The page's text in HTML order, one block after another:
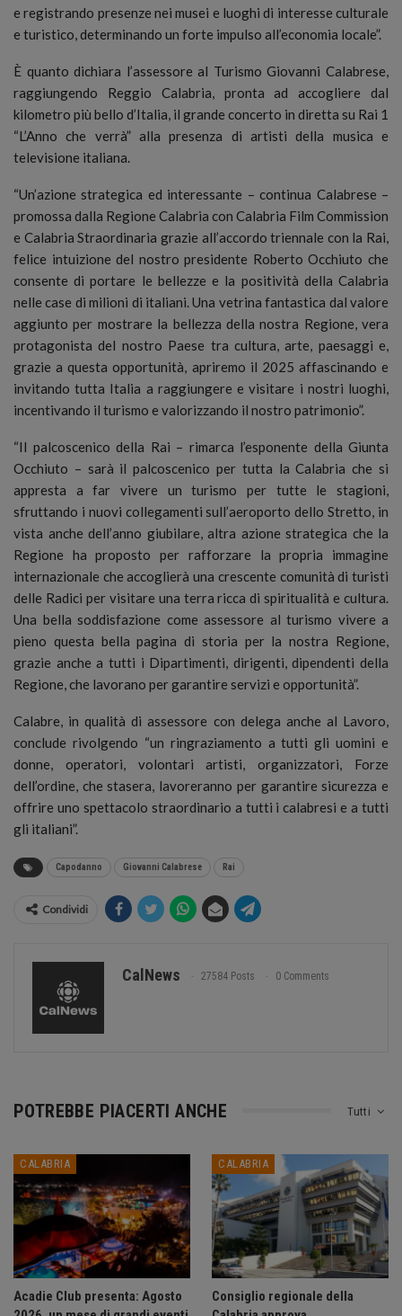
e registrando presenze nei musei e luoghi di interesse culturale
e turistico, determinando un forte impulso all’economia locale”.
È quanto dichiara l’assessore al Turismo Giovanni Calabrese,
raggiungendo Reggio Calabria, pronta ad accogliere dal
kilometro più bello d’Italia, il grande concerto in diretta su Rai 1
“L’Anno che verrà” alla presenza di artisti della musica e
televisione italiana.
“Un’azione strategica ed interessante – continua Calabrese –
promossa dalla Regione Calabria con Calabria Film Commission
e Calabria Straordinaria grazie all’accordo triennale con la Rai,
felice intuizione del nostro presidente Roberto Occhiuto che
consente di portare le bellezze e la positività della Calabria
nelle case di milioni di italiani. Una vetrina fantastica dal valore
aggiunto per mostrare la bellezza della nostra Regione, vera
protagonista del nostro Paese tra cultura, arte, paesaggi e,
grazie a questa opportunità, apriremo il 2025 affascinando e
invitando tutta Italia a raggiungere e visitare i nostri luoghi,
incentivando il turismo e valorizzando il nostro patrimonio”.
“Il palcoscenico della Rai – rimarca l’esponente della Giunta
Occhiuto – sarà il palcoscenico per tutta la Calabria che si
appresta a far vivere un turismo per tutte le stagioni,
sfruttando i nuovi collegamenti sull’aeroporto dello Stretto, in
vista anche dell’anno giubilare, altra azione strategica che la
Regione ha proposto per rafforzare la propria immagine
internazionale che accoglierà una crescente comunità di turisti
delle Radici per visitare una terra ricca di spiritualità e cultura.
Una bella soddisfazione come assessore al turismo vivere a
pieno questa bella pagina di storia per la nostra Regione,
grazie anche a tutti i Dipartimenti, dirigenti, dipendenti della
Regione, che lavorano per garantire servizi e opportunità”.
Calabre, in qualità di assessore con delega anche al Lavoro,
conclude rivolgendo “un ringraziamento a tutti gli uomini e
donne, operatori, volontari artisti, organizzatori, Forze
dell’ordine, che stasera, lavoreranno per garantire sicurezza e
offrire uno spettacolo straordinario a tutti i calabresi e a tutti
gli italiani”.
Capodanno Giovanni Calabrese Rai
Condividi
CalNews 27584 Posts 0 Comments
Tutti
POTREBBE PIACERTI ANCHE
CALABRIA
Acadie Club presenta: Agosto
CALABRIA
Consiglio regionale della